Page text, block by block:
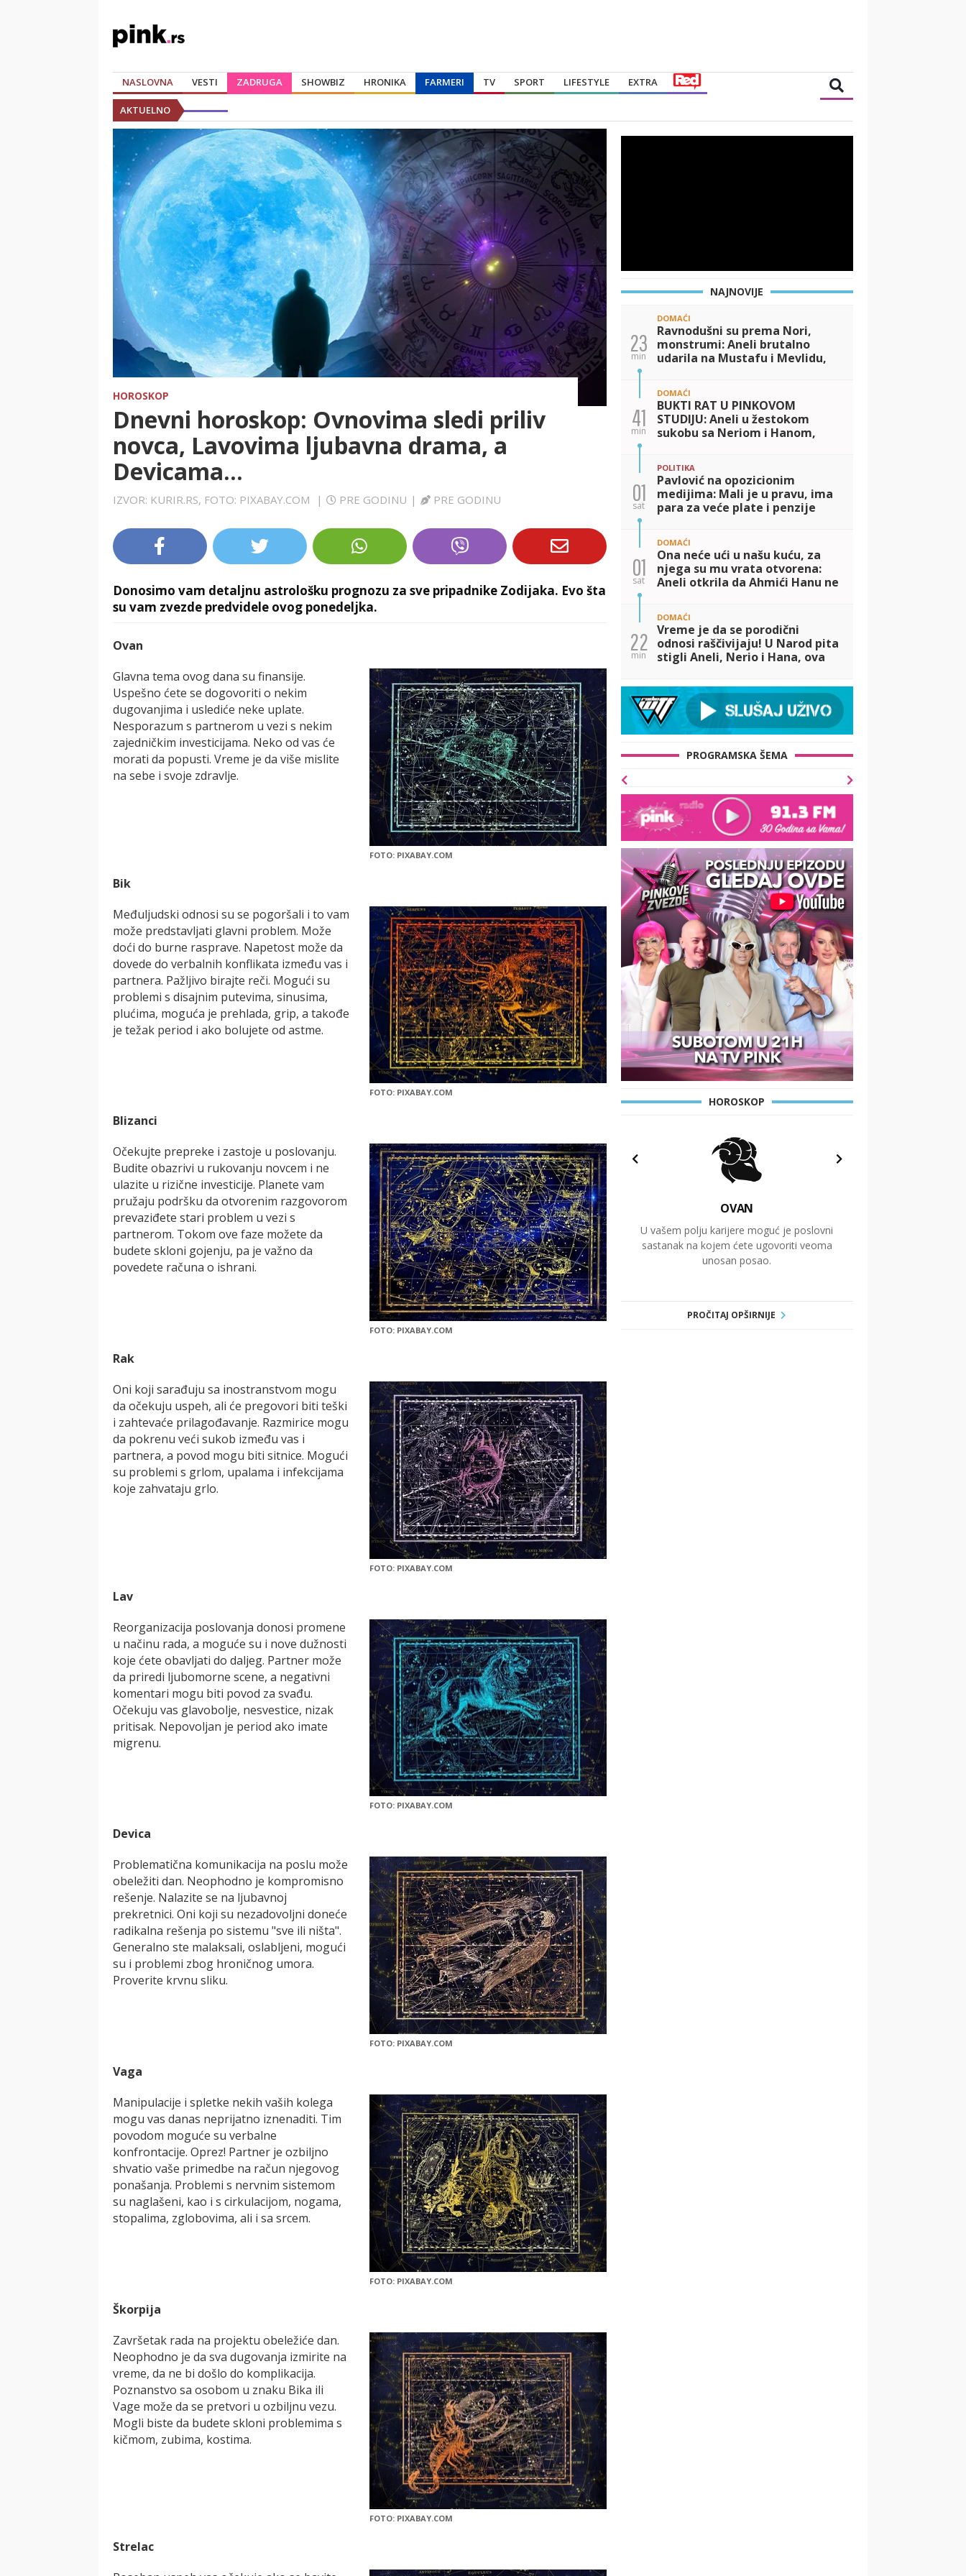
NASLOVNA VESTI ZADRUGA SHOWBIZ HRONIKA FARMERI TV SPORT LIFESTYLE EXTRA
AKTUELNO
HOROSKOP
Dnevni horoskop: Ovnovima sledi priliv
novca, Lavovima ljubavna drama, a
Devicama...
IZVOR: KURIR.RS, FOTO: PIXABAY.COM | PRE GODINU | PRE GODINU
Donosimo vam detaljnu astrološku prognozu za sve pripadnike Zodijaka. Evo šta
su vam zvezde predvidele ovog ponedeljka.
Ovan
Glavna tema ovog dana su finansije.
Uspešno ćete se dogovoriti o nekim
dugovanjima i uslediće neke uplate.
Nesporazum s partnerom u vezi s nekim
zajedničkim investicijama. Neko od vas će
morati da popusti. Vreme je da više mislite
na sebe i svoje zdravlje.
FOTO: PIXABAY.COM
Bik
Međuljudski odnosi su se pogoršali i to vam
može predstavljati glavni problem. Može
doći do burne rasprave. Napetost može da
dovede do verbalnih konflikata između vas i
partnera. Pažljivo birajte reči. Mogući su
problemi s disajnim putevima, sinusima,
plućima, moguća je prehlada, grip, a takođe
je težak period i ako bolujete od astme.
FOTO: PIXABAY.COM
Blizanci
Očekujte prepreke i zastoje u poslovanju.
Budite obazrivi u rukovanju novcem i ne
ulazite u rizične investicije. Planete vam
pružaju podršku da otvorenim razgovorom
prevaziđete stari problem u vezi s
partnerom. Tokom ove faze možete da
budete skloni gojenju, pa je važno da
povedete računa o ishrani.
FOTO: PIXABAY.COM
Rak
Oni koji sarađuju sa inostranstvom mogu
da očekuju uspeh, ali će pregovori biti teški
i zahtevaće prilagođavanje. Razmirice mogu
da pokrenu veći sukob između vas i
partnera, a povod mogu biti sitnice. Mogući
su problemi s grlom, upalama i infekcijama
koje zahvataju grlo.
FOTO: PIXABAY.COM
Lav
Reorganizacija poslovanja donosi promene
u načinu rada, a moguće su i nove dužnosti
koje ćete obavljati do daljeg. Partner može
da priredi ljubomorne scene, a negativni
komentari mogu biti povod za svađu.
Očekuju vas glavobolje, nesvestice, nizak
pritisak. Nepovoljan je period ako imate
migrenu.
FOTO: PIXABAY.COM
Devica
Problematična komunikacija na poslu može
obeležiti dan. Neophodno je kompromisno
rešenje. Nalazite se na ljubavnoj
prekretnici. Oni koji su nezadovoljni doneće
radikalna rešenja po sistemu "sve ili ništa".
Generalno ste malaksali, oslabljeni, mogući
su i problemi zbog hroničnog umora.
Proverite krvnu sliku.
FOTO: PIXABAY.COM
Vaga
Manipulacije i spletke nekih vaših kolega
mogu vas danas neprijatno iznenaditi. Tim
povodom moguće su verbalne
konfrontacije. Oprez! Partner je ozbiljno
shvatio vaše primedbe na račun njegovog
ponašanja. Problemi s nervnim sistemom
su naglašeni, kao i s cirkulacijom, nogama,
stopalima, zglobovima, ali i sa srcem.
FOTO: PIXABAY.COM
Škorpija
Završetak rada na projektu obeležiće dan.
Neophodno je da sva dugovanja izmirite na
vreme, da ne bi došlo do komplikacija.
Poznanstvo sa osobom u znaku Bika ili
Vage može da se pretvori u ozbiljnu vezu.
Mogli biste da budete skloni problemima s
kičmom, zubima, kostima.
FOTO: PIXABAY.COM
Strelac
NAJNOVIJE
23
min
DOMAĆI
Ravnodušni su prema Nori,
monstrumi: Aneli brutalno
udarila na Mustafu i Mevlidu,
Durdžića: Uništili su dete, ona
im je pr
41
min
DOMAĆI
BUKTI RAT U PINKOVOM
STUDIJU: Aneli u žestokom
sukobu sa Neriom i Hanom,
01
sat
POLITIKA
Pavlović na opozicionim
medijima: Mali je u pravu, ima
para za veće plate i penzije
01
sat
DOMAĆI
Ona neće ući u našu kuću, za
njega su mu vrata otvorena:
Aneli otkrila da Ahmići Hanu ne
otkrio da se nije čuo sa
majkom! (V
22
min
DOMAĆI
Vreme je da se porodični
odnosi raščivijaju! U Narod pita
stigli Aneli, Nerio i Hana, ova
PROGRAMSKA ŠEMA
HOROSKOP
OVAN
U vašem polju karijere moguć je poslovni
sastanak na kojem ćete ugovoriti veoma
unosan posao.
PROČITAJ OPŠIRNIJE